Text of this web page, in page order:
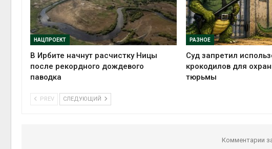
НАЦПРОЕКТ
В Ирбите начнут расчистку Ницы
после рекордного дождевого
паводка
РАЗНОЕ
Суд запретил
крокодилов для
тюрьмы
PREV СЛЕДУЮЩИЙ
Комментарии